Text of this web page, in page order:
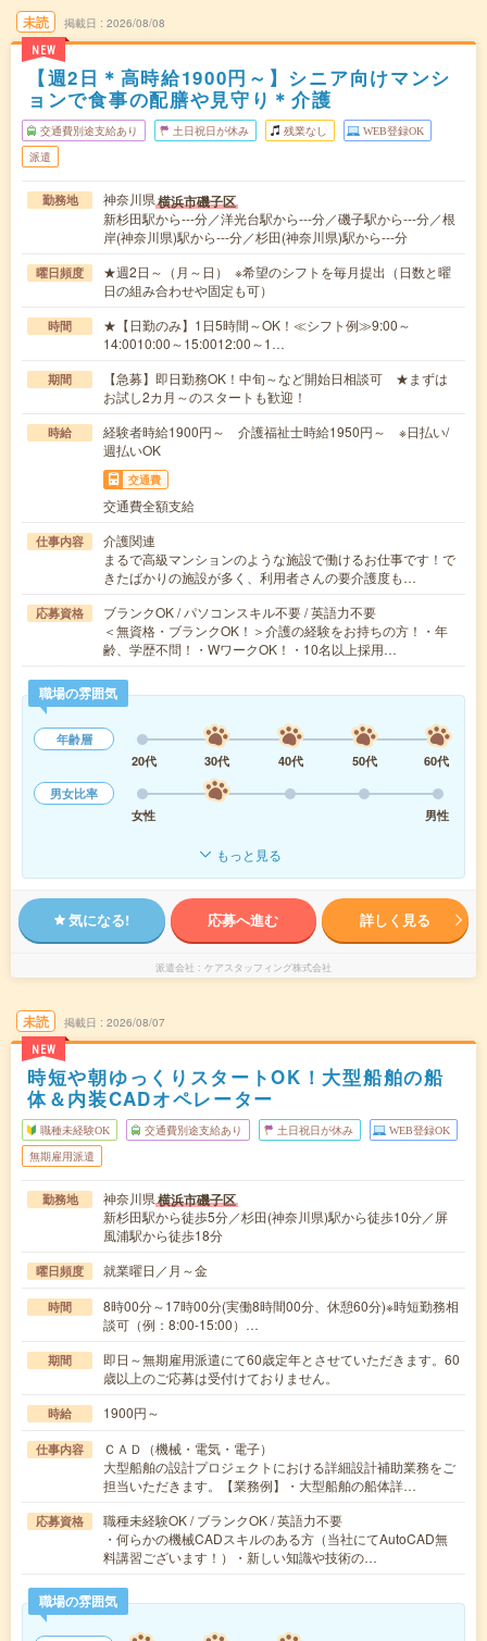
未読
NEW
掲載日 2026/08/08
【週2日＊高時給1900円～】シニア向けマンシ
ョンで食事の配膳や見守り＊介護
交通費別途支給あり 土日祝日が休み 残業なし WEB登録OK
派遣
勤務地 神奈川県横浜市磯子区
新杉田駅から---分／洋光台駅から---分／磯子駅から---分／根
岸(神奈川県)駅から---分／杉田(神奈川県)駅から---分
曜日頻度
★週2日～（月～日） ※希望のシフトを毎月提出（日数と曜
日の組み合わせや固定も可）
時間
★【日勤のみ】1日5時間～OK！≪シフト例≫9:00～
14:0010:00～15:0012:00～1…
期間
【急募】即日勤務OK！中旬～など開始日相談可 ★まずは
お試し2カ月～のスタートも歓迎！
時給
経験者時給1900円～ 介護福祉士時給1950円～ ※日払い/
週払いOK
交通費
交通費全額支給
仕事内容
介護関連
まるで高級マンションのような施設で働けるお仕事です！で
きたばかりの施設が多く、利用者さんの要介護度も…
応募資格
ブランクOK / パソコンスキル不要 / 英語力不要
＜無資格・ブランクOK！＞介護の経験をお持ちの方！・年
齢、学歴不問！・WワークOK！・10名以上採用…
職場の雰囲気
年齢層
20代
30代 40代 50代
60代
男女比率
女性
男性
もっと見る
気になる! 応募へ進む 詳しく見る
派遣会社 ケアスタッフィング株式会社
未読
NEW
掲載日 2026/08/07
時短や朝ゆっくりスタートOK！大型船舶の船
体＆内装CADオペレーター
職種未経験OK 交通費別途支給あり 土日祝日が休み WEB登録OK
無期雇用派遣
勤務地 神奈川県横浜市磯子区
新杉田駅から徒歩5分／杉田(神奈川県)駅から徒歩10分／屏
風浦駅から徒歩18分
曜日頻度 就業曜日／月～金
時間
8時00分～17時00分(実働8時間00分、休憩60分)※時短勤務相
談可（例：8:00-15:00）…
期間
即日～無期雇用派遣にて60歳定年とさせていただきます。60
歳以上のご応募は受付けておりません。
時給 1900円～
仕事内容
ＣＡＤ（機械・電気・電子）
大型船舶の設計プロジェクトにおける詳細設計補助業務をご
担当いただきます。【業務例】・大型船舶の船体詳…
応募資格
職種未経験OK / ブランクOK / 英語力不要
・何らかの機械CADスキルのある方（当社にてAutoCAD無
料講習ございます！）・新しい知識や技術の…
職場の雰囲気